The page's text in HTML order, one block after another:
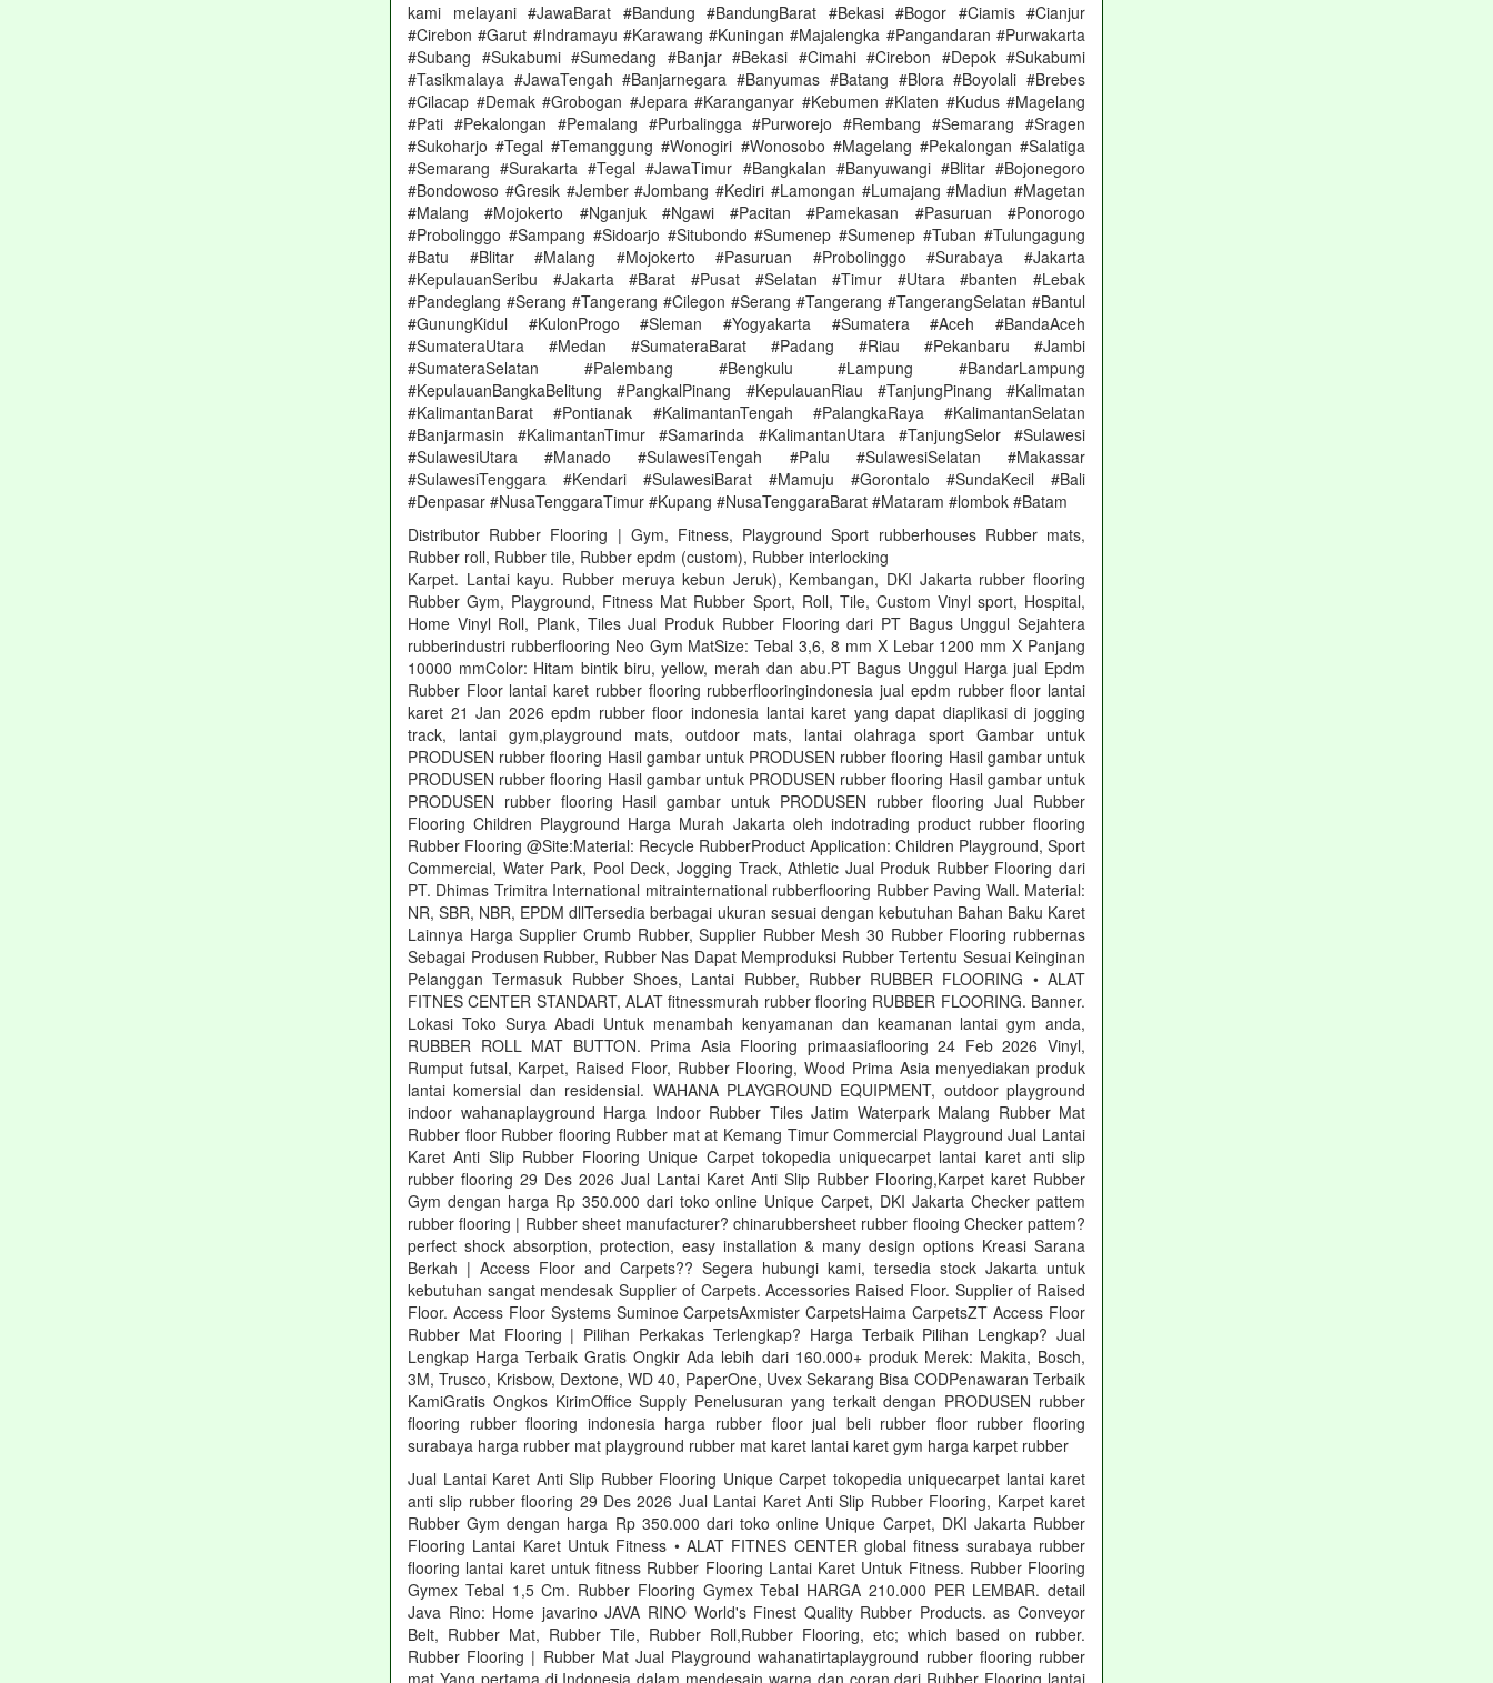
kami melayani #JawaBarat #Bandung #BandungBarat #Bekasi #Bogor #Ciamis #Cianjur
#Cirebon #Garut #Indramayu #Karawang #Kuningan #Majalengka #Pangandaran #Purwakarta
#Subang #Sukabumi #Sumedang #Banjar #Bekasi #Cimahi #Cirebon #Depok #Sukabumi
#Tasikmalaya #JawaTengah #Banjarnegara #Banyumas #Batang #Blora #Boyolali #Brebes
#Cilacap #Demak #Grobogan #Jepara #Karanganyar #Kebumen #Klaten #Kudus #Magelang
#Pati #Pekalongan #Pemalang #Purbalingga #Purworejo #Rembang #Semarang #Sragen
#Sukoharjo #Tegal #Temanggung #Wonogiri #Wonosobo #Magelang #Pekalongan #Salatiga
#Semarang #Surakarta #Tegal #JawaTimur #Bangkalan #Banyuwangi #Blitar #Bojonegoro
#Bondowoso #Gresik #Jember #Jombang #Kediri #Lamongan #Lumajang #Madiun #Magetan
#Malang #Mojokerto #Nganjuk #Ngawi #Pacitan #Pamekasan #Pasuruan #Ponorogo
#Probolinggo #Sampang #Sidoarjo #Situbondo #Sumenep #Sumenep #Tuban #Tulungagung
#Batu #Blitar #Malang #Mojokerto #Pasuruan #Probolinggo #Surabaya #Jakarta
#KepulauanSeribu #Jakarta #Barat #Pusat #Selatan #Timur #Utara #banten #Lebak
#Pandeglang #Serang #Tangerang #Cilegon #Serang #Tangerang #TangerangSelatan #Bantul
#GunungKidul #KulonProgo #Sleman #Yogyakarta #Sumatera #Aceh #BandaAceh
#SumateraUtara #Medan #SumateraBarat #Padang #Riau #Pekanbaru #Jambi
#SumateraSelatan #Palembang #Bengkulu #Lampung #BandarLampung
#KepulauanBangkaBelitung #PangkalPinang #KepulauanRiau #TanjungPinang #Kalimatan
#KalimantanBarat #Pontianak #KalimantanTengah #PalangkaRaya #KalimantanSelatan
#Banjarmasin #KalimantanTimur #Samarinda #KalimantanUtara #TanjungSelor #Sulawesi
#SulawesiUtara #Manado #SulawesiTengah #Palu #SulawesiSelatan #Makassar
#SulawesiTenggara #Kendari #SulawesiBarat #Mamuju #Gorontalo #SundaKecil #Bali
#Denpasar #NusaTenggaraTimur #Kupang #NusaTenggaraBarat #Mataram #lombok #Batam
Distributor Rubber Flooring | Gym, Fitness, Playground Sport rubberhouses Rubber mats,
Rubber roll, Rubber tile, Rubber epdm (custom), Rubber interlocking
Karpet. Lantai kayu. Rubber meruya kebun Jeruk), Kembangan, DKI Jakarta rubber flooring
Rubber Gym, Playground, Fitness Mat Rubber Sport, Roll, Tile, Custom Vinyl sport, Hospital,
Home Vinyl Roll, Plank, Tiles Jual Produk Rubber Flooring dari PT Bagus Unggul Sejahtera
rubberindustri rubberflooring Neo Gym MatSize: Tebal 3,6, 8 mm X Lebar 1200 mm X Panjang
10000 mmColor: Hitam bintik biru, yellow, merah dan abu.PT Bagus Unggul Harga jual Epdm
Rubber Floor lantai karet rubber flooring rubberflooringindonesia jual epdm rubber floor lantai
karet 21 Jan 2026 epdm rubber floor indonesia lantai karet yang dapat diaplikasi di jogging
track, lantai gym,playground mats, outdoor mats, lantai olahraga sport Gambar untuk
PRODUSEN rubber flooring Hasil gambar untuk PRODUSEN rubber flooring Hasil gambar untuk
PRODUSEN rubber flooring Hasil gambar untuk PRODUSEN rubber flooring Hasil gambar untuk
PRODUSEN rubber flooring Hasil gambar untuk PRODUSEN rubber flooring Jual Rubber
Flooring Children Playground Harga Murah Jakarta oleh indotrading product rubber flooring
Rubber Flooring @Site:Material: Recycle RubberProduct Application: Children Playground, Sport
Commercial, Water Park, Pool Deck, Jogging Track, Athletic Jual Produk Rubber Flooring dari
PT. Dhimas Trimitra International mitrainternational rubberflooring Rubber Paving Wall. Material:
NR, SBR, NBR, EPDM dllTersedia berbagai ukuran sesuai dengan kebutuhan Bahan Baku Karet
Lainnya Harga Supplier Crumb Rubber, Supplier Rubber Mesh 30 Rubber Flooring rubbernas
Sebagai Produsen Rubber, Rubber Nas Dapat Memproduksi Rubber Tertentu Sesuai Keinginan
Pelanggan Termasuk Rubber Shoes, Lantai Rubber, Rubber RUBBER FLOORING • ALAT
FITNES CENTER STANDART, ALAT fitnessmurah rubber flooring RUBBER FLOORING. Banner.
Lokasi Toko Surya Abadi Untuk menambah kenyamanan dan keamanan lantai gym anda,
RUBBER ROLL MAT BUTTON. Prima Asia Flooring primaasiaflooring 24 Feb 2026 Vinyl,
Rumput futsal, Karpet, Raised Floor, Rubber Flooring, Wood Prima Asia menyediakan produk
lantai komersial dan residensial. WAHANA PLAYGROUND EQUIPMENT, outdoor playground
indoor wahanaplayground Harga Indoor Rubber Tiles Jatim Waterpark Malang Rubber Mat
Rubber floor Rubber flooring Rubber mat at Kemang Timur Commercial Playground Jual Lantai
Karet Anti Slip Rubber Flooring Unique Carpet tokopedia uniquecarpet lantai karet anti slip
rubber flooring 29 Des 2026 Jual Lantai Karet Anti Slip Rubber Flooring,Karpet karet Rubber
Gym dengan harga Rp 350.000 dari toko online Unique Carpet, DKI Jakarta Checker pattem
rubber flooring | Rubber sheet manufacturer? chinarubbersheet rubber flooing Checker pattem?
perfect shock absorption, protection, easy installation & many design options Kreasi Sarana
Berkah | Access Floor and Carpets?? Segera hubungi kami, tersedia stock Jakarta untuk
kebutuhan sangat mendesak Supplier of Carpets. Accessories Raised Floor. Supplier of Raised
Floor. Access Floor Systems Suminoe CarpetsAxmister CarpetsHaima CarpetsZT Access Floor
Rubber Mat Flooring | Pilihan Perkakas Terlengkap? Harga Terbaik Pilihan Lengkap? Jual
Lengkap Harga Terbaik Gratis Ongkir Ada lebih dari 160.000+ produk Merek: Makita, Bosch,
3M, Trusco, Krisbow, Dextone, WD 40, PaperOne, Uvex Sekarang Bisa CODPenawaran Terbaik
KamiGratis Ongkos KirimOffice Supply Penelusuran yang terkait dengan PRODUSEN rubber
flooring rubber flooring indonesia harga rubber floor jual beli rubber floor rubber flooring
surabaya harga rubber mat playground rubber mat karet lantai karet gym harga karpet rubber
Jual Lantai Karet Anti Slip Rubber Flooring Unique Carpet tokopedia uniquecarpet lantai karet
anti slip rubber flooring 29 Des 2026 Jual Lantai Karet Anti Slip Rubber Flooring, Karpet karet
Rubber Gym dengan harga Rp 350.000 dari toko online Unique Carpet, DKI Jakarta Rubber
Flooring Lantai Karet Untuk Fitness • ALAT FITNES CENTER global fitness surabaya rubber
flooring lantai karet untuk fitness Rubber Flooring Lantai Karet Untuk Fitness. Rubber Flooring
Gymex Tebal 1,5 Cm. Rubber Flooring Gymex Tebal HARGA 210.000 PER LEMBAR. detail
Java Rino: Home javarino JAVA RINO World's Finest Quality Rubber Products. as Conveyor
Belt, Rubber Mat, Rubber Tile, Rubber Roll,Rubber Flooring, etc; which based on rubber.
Rubber Flooring | Rubber Mat Jual Playground wahanatirtaplayground rubber flooring rubber
mat Yang pertama di Indonesia dalam mendesain warna dan coran dari Rubber Flooring lantai